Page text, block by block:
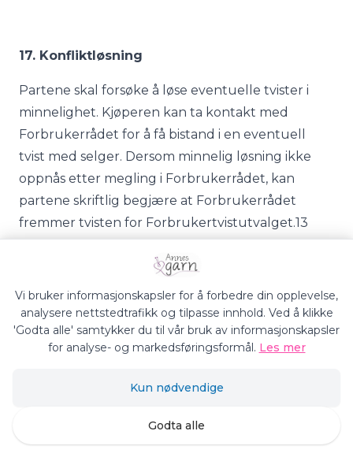
17. Konfliktløsning
Partene skal forsøke å løse eventuelle tvister i
minnelighet. Kjøperen kan ta kontakt med
Forbrukerrådet for å få bistand i en eventuell
tvist med selger. Dersom minnelig løsning ikke
oppnås etter megling i Forbrukerrådet, kan
partene skriftlig begjære at Forbrukerrådet
fremmer tvisten for Forbrukertvistutvalget.13
Vedtak av Forbrukertvistutvalget er rettskraftig
fire uker etter forkynning. Før vedtaket er
rettskraftig, kan partene, ved innsendelse av
stevning til Forbrukertvistutvalget, bringe
vedtaket inn for tingretten.
1. Se lov av 19. juni 1969 nr. 66 om merverdiavgift §
Vi bruker informasjonskapsler for å forbedre din opplevelse,
analysere nettstedtrafikk og tilpasse innhold. Ved å klikke
'Godta alle' samtykker du til vår bruk av informasjonskapsler
for analyse- og markedsføringsformål. Les mer
Kun nødvendige
Godta alle